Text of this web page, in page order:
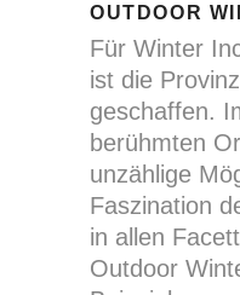
OUTDOOR
Für Winter
ist die
geschaffen.
berühmten
unzählige
Faszination
in allen
Outdoor